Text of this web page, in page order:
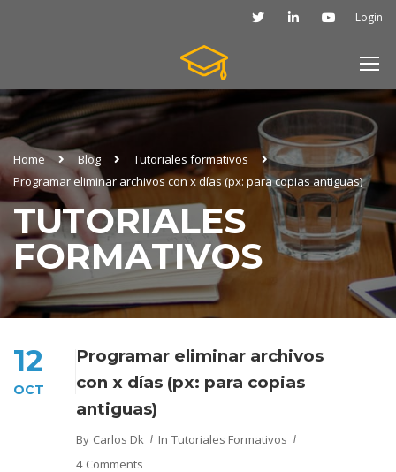
Login
Home Blog
Tutoriales formativos
Programar eliminar archivos con x días (px: para copias antiguas)
TUTORIALES
FORMATIVOS
12
OCT
Programar eliminar archivos
con x días (px: para copias
antiguas)
By Carlos Dk In Tutoriales Formativos
4 Comments